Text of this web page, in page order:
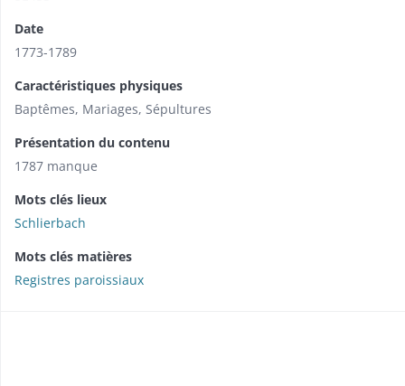
Date
1773-1789
Caractéristiques physiques
Baptêmes, Mariages, Sépultures
Présentation du contenu
1787 manque
Mots clés lieux
Schlierbach
Mots clés matières
Registres paroissiaux